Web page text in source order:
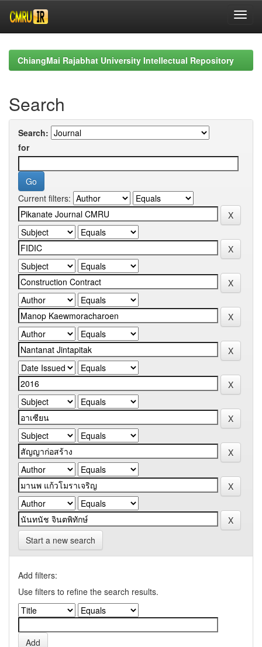
navigationChiangMai Rajabhat University Intellectual Repository
Search
Search:
for
Current filters:
Start a new search
Add filters:
Use filters to refine the search results.